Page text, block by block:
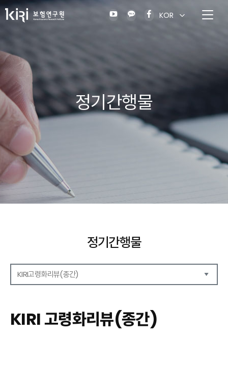
KOR
정기간행물
정기간행물
KIRI고령화리뷰(종간)
보험금융연구
KIRI 리포트
KIRI 고령화리뷰(종간)